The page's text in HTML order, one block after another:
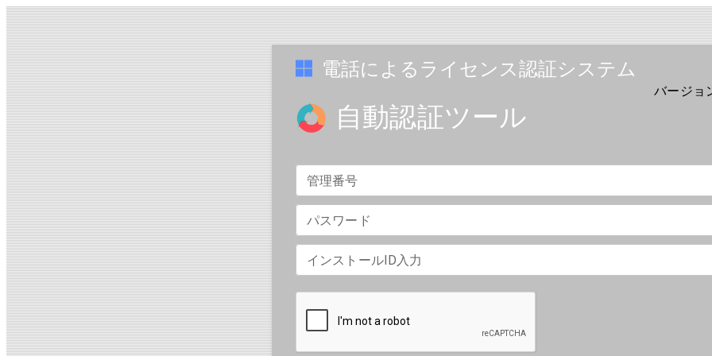
電話によるライセンス認証システム
バージョ
自動認証ツール
管理番号
パスワード
インストールID入力